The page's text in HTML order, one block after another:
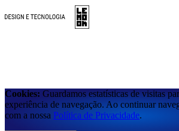
Cookies: Guardamos estatísticas de visitas
experiência de navegação. Ao continuar
com a nossa Política de Privacidade.